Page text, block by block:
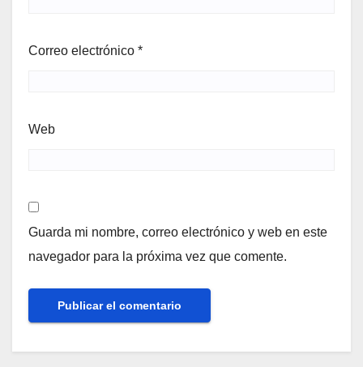
Correo electrónico *
Web
Guarda mi nombre, correo electrónico y web en este
navegador para la próxima vez que comente.